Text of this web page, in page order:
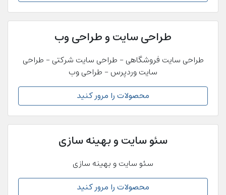
طراحی سایت و طراحی وب
طراحی سایت فروشگاهی - طراحی سایت شرکتی - طراحی
سایت وردپرس - طراحی وب
محصولات را مرور کنید
سئو سایت و بهینه سازی
سئو سایت و بهینه سازی
محصولات را مرور کنید